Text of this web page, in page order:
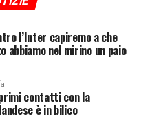
l’Inter capiremo a che
abbiamo nel mirino un paio
contatti con la
è in bilico